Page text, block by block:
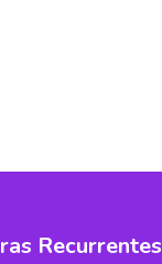
Recurrentes